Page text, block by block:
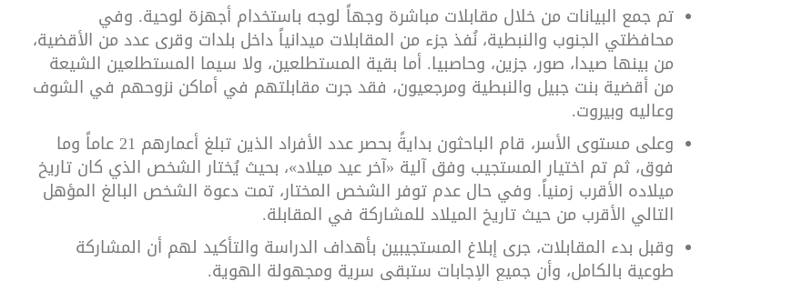
تم جمع البيانات من خلال مقابلات مباشرة وجهاً لوجه باستخدام أجهزة لوحية. وفي
محافظتي الجنوب والنبطية، نُفذ جزء من المقابلات ميدانياً داخل بلدات وقرى عدد من الأقضية،
من بينها صيدا، صور، جزين، وحاصبيا. أما بقية المستطلعين، ولا سيما المستطلعين الشيعة
من أقضية بنت جبيل والنبطية ومرجعيون، فقد جرت مقابلتهم في أماكن نزوحهم في الشوف
وعاليه وبيروت.
وعلى مستوى الأسر، قام الباحثون بدايةً بحصر عدد الأفراد الذين تبلغ أعمارهم 21 عاماً وما
فوق، ثم تم اختيار المستجيب وفق آلية «آخر عيد ميلاد»، بحيث يُختار الشخص الذي كان تاريخ
ميلاده الأقرب زمنياً. وفي حال عدم توفر الشخص المختار، تمت دعوة الشخص البالغ المؤهل
التالي الأقرب من حيث تاريخ الميلاد للمشاركة في المقابلة.
وقبل بدء المقابلات، جرى إبلاغ المستجيبين بأهداف الدراسة والتأكيد لهم أن المشاركة
طوعية بالكامل، وأن جميع الإجابات ستبقى سرية ومجهولة الهوية.